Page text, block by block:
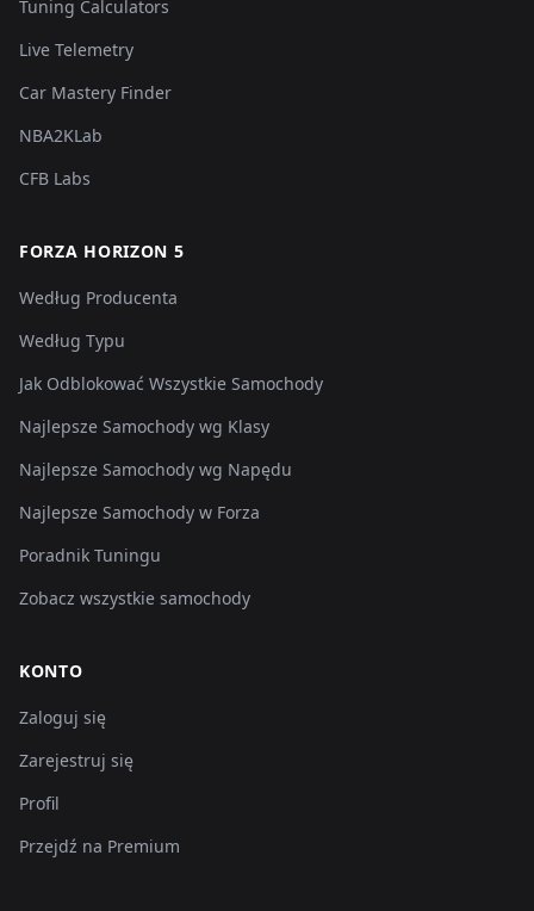
Tuning Calculators
Live Telemetry
Car Mastery Finder
NBA2KLab
CFB Labs
FORZA HORIZON 5
Według Producenta
Według Typu
Jak Odblokować Wszystkie Samochody
Najlepsze Samochody wg Klasy
Najlepsze Samochody wg Napędu
Najlepsze Samochody w Forza
Poradnik Tuningu
Zobacz wszystkie samochody
KONTO
Zaloguj się
Zarejestruj się
Profil
Przejdź na Premium